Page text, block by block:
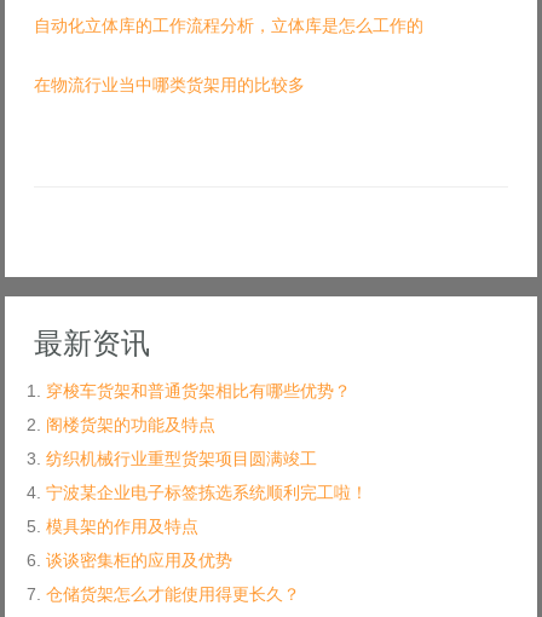
自动化立体库的工作流程分析，立体库是怎么工作的
在物流行业当中哪类货架用的比较多
最新资讯
穿梭车货架和普通货架相比有哪些优势？
阁楼货架的功能及特点
纺织机械行业重型货架项目圆满竣工
宁波某企业电子标签拣选系统顺利完工啦！
模具架的作用及特点
谈谈密集柜的应用及优势
仓储货架怎么才能使用得更长久？